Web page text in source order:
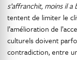
s’affranchit, moins il a
tentent de limiter le
l’amélioration de
culturels doivent
contradiction, entre